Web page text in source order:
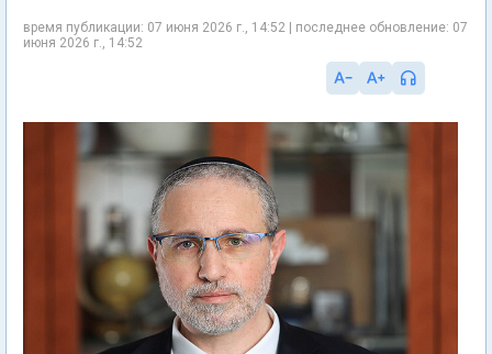
время публикации: 07 июня 2026 г., 14:52 | последнее обновление: 07
июня 2026 г., 14:52